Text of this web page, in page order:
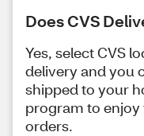
Does CVS
Yes, select CVS
delivery and you
shipped to your
program to enjoy
orders.